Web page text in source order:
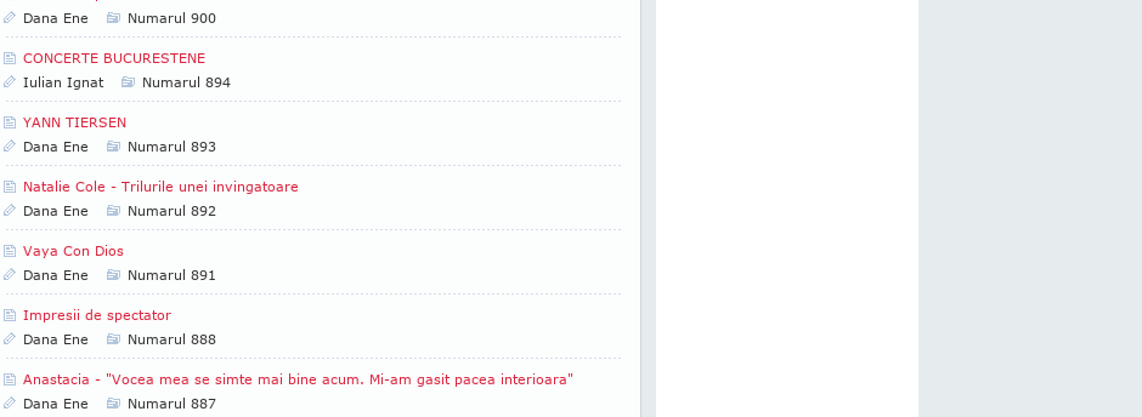
Dana Ene
Numarul 900
CONCERTE BUCURESTENE
Iulian Ignat
Numarul 894
YANN TIERSEN
Dana Ene
Numarul 893
Natalie Cole - Trilurile unei invingatoare
Dana Ene
Numarul 892
Vaya Con Dios
Dana Ene
Numarul 891
Impresii de spectator
Dana Ene
Numarul 888
Anastacia - "Vocea mea se simte mai bine acum. Mi-am gasit pacea interioara"
Dana Ene
Numarul 887